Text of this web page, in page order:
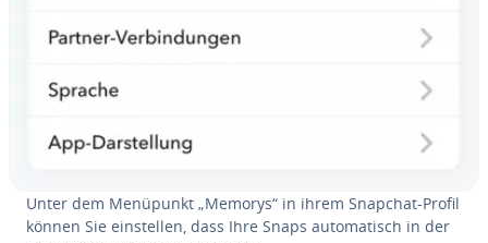
Unter dem Menüpunkt „Memorys“ in ihrem Snapchat-Profil
können Sie ein­stel­len, dass Ihre Snaps au­to­ma­tisch in der